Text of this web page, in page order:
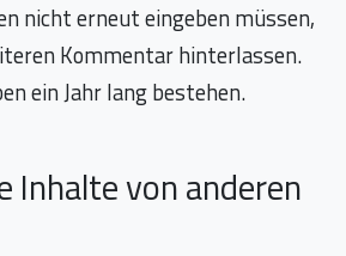
nicht erneut eingeben müssen,
Kommentar hinterlassen.
ein Jahr lang bestehen.
Inhalte von anderen